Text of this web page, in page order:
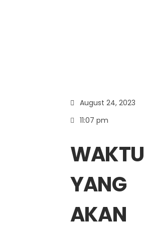
August 24, 2023
11:07 pm
WAKTU
YANG
AKAN